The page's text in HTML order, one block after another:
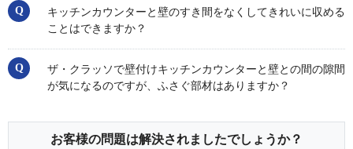
キッチンカウンターと壁のすき間をなくしてきれいに収める
ことはできますか？
ザ・クラッソで壁付けキッチンカウンターと壁との間の隙間
が気になるのですが、ふさぐ部材はありますか？
お客様の問題は解決されましたでしょうか？